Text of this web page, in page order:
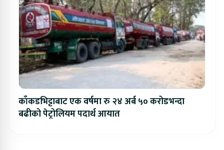
काँकडभिट्टाबाट एक वर्षमा रु २४ अर्ब ५० करोडभन्दा
बढीको पेट्रोलियम पदार्थ आयात